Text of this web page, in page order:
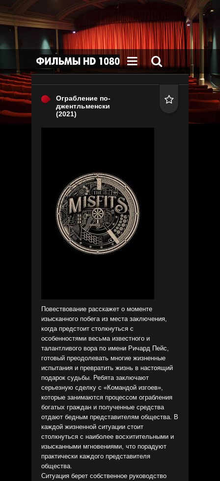
 
Ограбление по-
джентльменски
(2021)

Повествование расскажет о моменте
изысканного побега из места заключения,
когда предстоит столкнуться с
особенностями весьма известного и
талантливого вора по имени Ричард Пейс,
готовый преодолевать многие жизненные
испытания и превратить жизнь в настоящий
подарок судьбы. Ребята заключают
серьезную сделку с «Командой изгоев»,
которые занимаются процессом ограбления
богатых граждан и полученные средства
отдают бедным представителям общества. В
каждой жизненной ситуации стоит
столкнуться с наиболее восхитительными и
изысканными мгновениями, что порадуют
практически каждого представителя
общества.
Ситуация берет собственное руководство